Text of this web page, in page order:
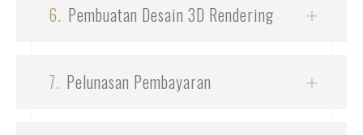
6. Pembuatan Desain 3D Rendering
7. Pelunasan Pembayaran